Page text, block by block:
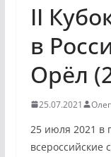
II
в
Орёл
25.07.2021
25 июля 2021 в
всероссийские